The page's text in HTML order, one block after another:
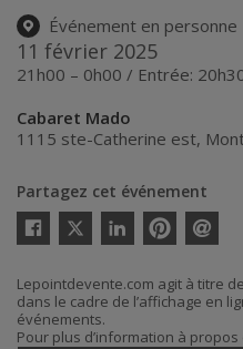
Événement en personne
11 février 2025
21h00 – 0h00 / Entrée:
Cabaret Mado
1115 ste-Catherine est,
Partagez cet événement
Twitter
courriel
Lepointdevente.com agit à titre
dans le cadre de l’affichage en
événements.
Pour plus d’information à